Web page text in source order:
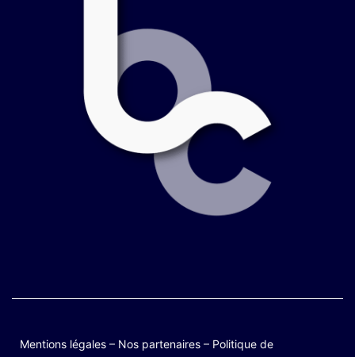
Mentions légales – Nos partenaires – Politique de